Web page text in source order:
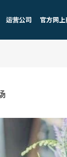
运营公司 官方网